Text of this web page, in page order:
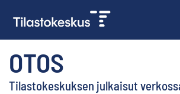
OTOS
Tilastokeskuksen julkaisut